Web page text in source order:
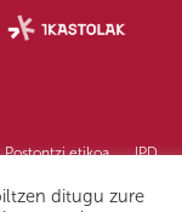
Postontzi etikoa IPD
ditugu zure